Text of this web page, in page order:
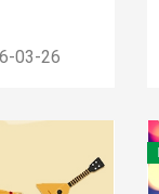
03-26